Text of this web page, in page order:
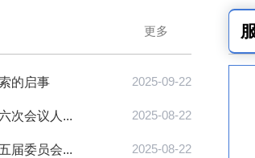
更多
的启事 2025-09-22
次会议人... 2025-08-22
届委员会... 2025-08-22